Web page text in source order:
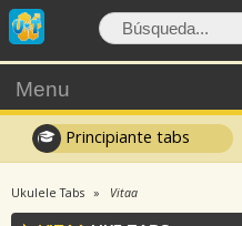
Menu
Principiante tabs
Ukulele Tabs Vitaa